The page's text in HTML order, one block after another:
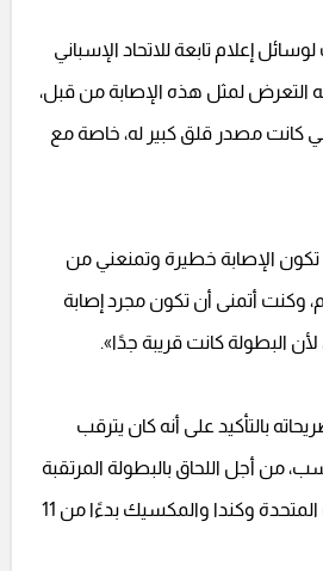
إعلام تابعة للاتحاد الإسباني
التعرض لمثل هذه الإصابة من قبل،
كانت مصدر قلق كبير له، خاصة مع
الإصابة خطيرة وتمنعني من
وكنت أتمنى أن تكون مجرد إصابة
البطولة كانت قريبة جدًا».
بالتأكيد على أنه كان يترقب
من أجل اللحاق بالبطولة المرتقبة
التي تستضيفها الولايات المتحدة وكندا والمكسيك بدءًا من 11